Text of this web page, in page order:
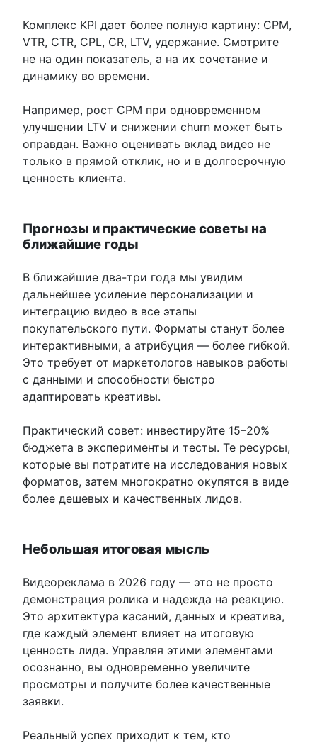
Комплекс KPI дает более полную картину: CPM,
VTR, CTR, CPL, CR, LTV, удержание. Смотрите
не на один показатель, а на их сочетание и
динамику во времени.
Например, рост CPM при одновременном
улучшении LTV и снижении churn может быть
оправдан. Важно оценивать вклад видео не
только в прямой отклик, но и в долгосрочную
ценность клиента.
Прогнозы и практические советы на
ближайшие годы
В ближайшие два-три года мы увидим
дальнейшее усиление персонализации и
интеграцию видео в все этапы
покупательского пути. Форматы станут более
интерактивными, а атрибуция — более гибкой.
Это требует от маркетологов навыков работы
с данными и способности быстро
адаптировать креативы.
Практический совет: инвестируйте 15–20%
бюджета в эксперименты и тесты. Те ресурсы,
которые вы потратите на исследования новых
форматов, затем многократно окупятся в виде
более дешевых и качественных лидов.
Небольшая итоговая мысль
Видеореклама в 2026 году — это не просто
демонстрация ролика и надежда на реакцию.
Это архитектура касаний, данных и креатива,
где каждый элемент влияет на итоговую
ценность лида. Управляя этими элементами
осознанно, вы одновременно увеличите
просмотры и получите более качественные
заявки.
Реальный успех приходит к тем, кто